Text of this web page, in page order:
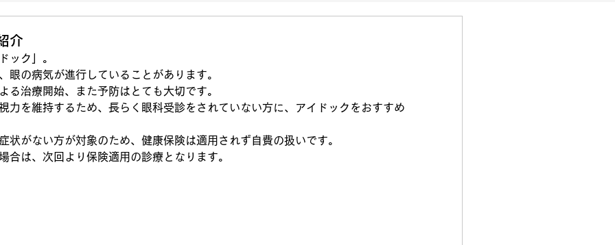
介
ック」。
眼の病気が進行していることがあります。
る治療開始、また予防はとても大切です。
力を維持するため、長らく眼科受診をされていない方に、アイドックをおすすめ
状がない方が対象のため、健康保険は適用されず自費の扱いです。
合は、次回より保険適用の診療となります。